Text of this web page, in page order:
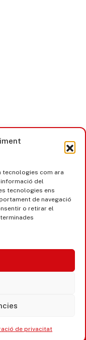
com ara
del
tecnologies ens
de navegació
o retirar el
de privacitat